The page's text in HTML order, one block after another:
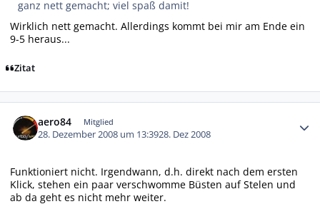
ganz nett gemacht; viel spaß damit!
Wirklich nett gemacht. Allerdings kommt bei mir am Ende ein
9-5 heraus...
Zitat
aero84 Mitglied
28. Dezember 2008 um 13:3928. Dez 2008
Funktioniert nicht. Irgendwann, d.h. direkt nach dem ersten
Klick, stehen ein paar verschwomme Büsten auf Stelen und
ab da geht es nicht mehr weiter.